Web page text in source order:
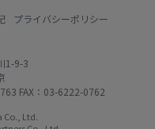
プライバシーポリシー
1-9-3
FAX：03-6222-0762
Co., Ltd.